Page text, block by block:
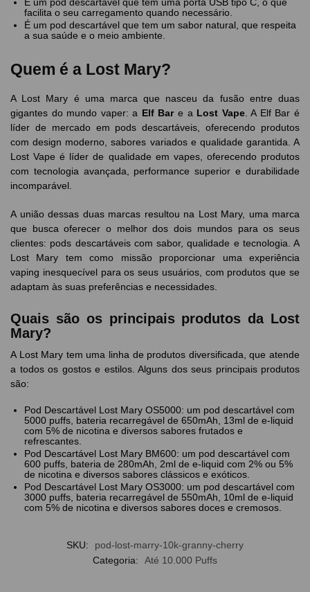
facilita o seu carregamento quando necessário.
É um pod descartável que tem um sabor natural, que respeita
a sua saúde e o meio ambiente.
Quem é a Lost Mary?
A Lost Mary é uma marca que nasceu da fusão entre duas
gigantes do mundo vaper: a Elf Bare a Lost Vape. A Elf Bar é
líder de mercado em pods descartáveis, oferecendo produtos
com design moderno, sabores variados e qualidade garantida. A
Lost Vape é líder de qualidade em vapes, oferecendo produtos
com tecnologia avançada, performance superior e durabilidade
incomparável.
A união dessas duas marcas resultou na Lost Mary, uma marca
que busca oferecer o melhor dos dois mundos para os seus
clientes: pods descartáveis com sabor, qualidade e tecnologia. A
Lost Mary tem como missão proporcionar uma experiência
vaping inesquecível para os seus usuários, com produtos que se
adaptam às suas preferências e necessidades.
Quais são os principais produtos da Lost
Mary?
A Lost Mary tem uma linha de produtos diversificada, que atende
a todos os gostos e estilos. Alguns dos seus principais produtos
são:
Pod Descartável Lost Mary OS5000: um pod descartável com
5000 puffs, bateria recarregável de 650mAh, 13ml de e-liquid
com 5% de nicotina e diversos sabores frutados e
refrescantes.
Pod Descartável Lost Mary BM600: um pod descartável com
600 puffs, bateria de 280mAh, 2ml de e-liquid com 2% ou 5%
de nicotina e diversos sabores clássicos e exóticos.
Pod Descartável Lost Mary OS3000: um pod descartável com
3000 puffs, bateria recarregável de 550mAh, 10ml de e-liquid
com 5% de nicotina e diversos sabores doces e cremosos.
SKU:
pod-lost-marry-10k-granny-cherry
Categoria:
Até 10.000 Puffs